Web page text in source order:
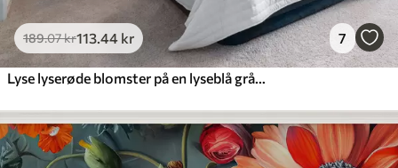
189.07kr113 .44 kr 7